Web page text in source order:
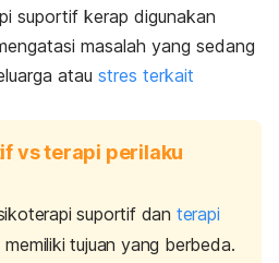
suportif kerap digunakan
masalah yang sedang
atau stres terkait
vs terapi perilaku
suportif dan terapi
memiliki tujuan yang berbeda.